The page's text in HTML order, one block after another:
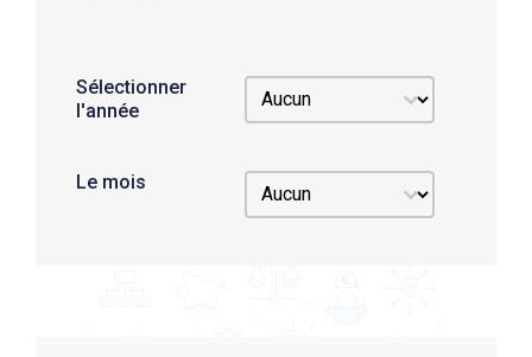
Sélectionner
l'année
Sélectionner l'année
Sélectionner l'année
Le mois Le mois
Le mois